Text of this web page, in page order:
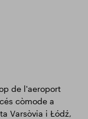
de l'aeroport
còmode a
Varsòvia i Łódź,